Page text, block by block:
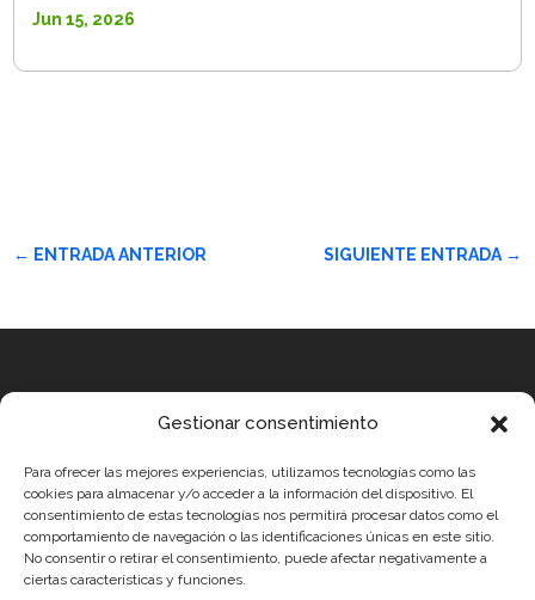
Gestionar consentimiento
Para ofrecer las mejores experiencias, utilizamos tecnologías como las
cookies para almacenar y/o acceder a la información del dispositivo. El
consentimiento de estas tecnologías nos permitirá procesar datos como el
comportamiento de navegación o las identificaciones únicas en este sitio.
No consentir o retirar el consentimiento, puede afectar negativamente a
ciertas características y funciones.
Jun 15, 2026
← ENTRADA ANTERIOR SIGUIENTE ENTRADA→
Equipo
ROBOTIX CASTELLÓN
INGENIOOS VALENCIA
CERCA ALICANTE
Condiciones legales